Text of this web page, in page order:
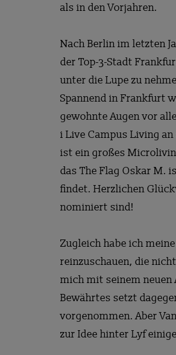
als in den Vorjahren.
Nach Berlin im letzten
der Top-3-Stadt
unter die Lupe zu
Spannend in Frankfurt
gewohnte Augen vor
i Live Campus Living
ist ein großes
das The Flag Oskar M.
findet. Herzlichen
nominiert sind!
Zugleich habe ich
reinzuschauen, die
mich mit seinem
Bewährtes setzt
vorgenommen. Aber
zur Idee hinter Lyf